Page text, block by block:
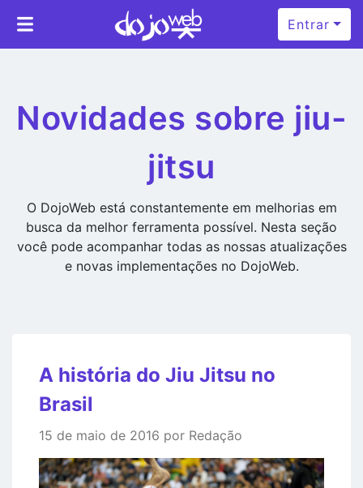
Entrar
Novidades sobre jiu-
jitsu
O DojoWeb está constantemente em melhorias em
busca da melhor ferramenta possível. Nesta seção
você pode acompanhar todas as nossas atualizações
e novas implementações no DojoWeb.
A história do Jiu Jitsu no
Brasil
15 de maio de 2016 por Redação